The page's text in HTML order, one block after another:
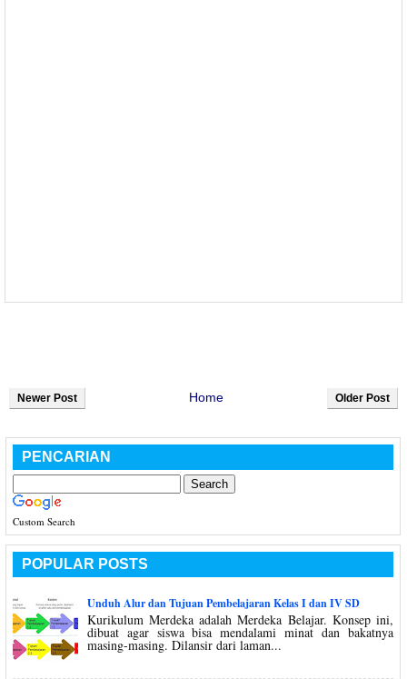
Newer Post Older Post
Home
PENCARIAN
Custom Search
POPULAR POSTS
Unduh Alur dan Tujuan Pembelajaran Kelas I dan IV SD
Kurikulum Merdeka adalah Merdeka Belajar. Konsep ini,
dibuat agar siswa bisa mendalami minat dan bakatnya
masing-masing. Dilansir dari laman...